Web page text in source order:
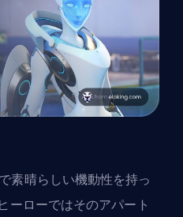
素晴らしい機動性を持っ
ーローではそのアパート